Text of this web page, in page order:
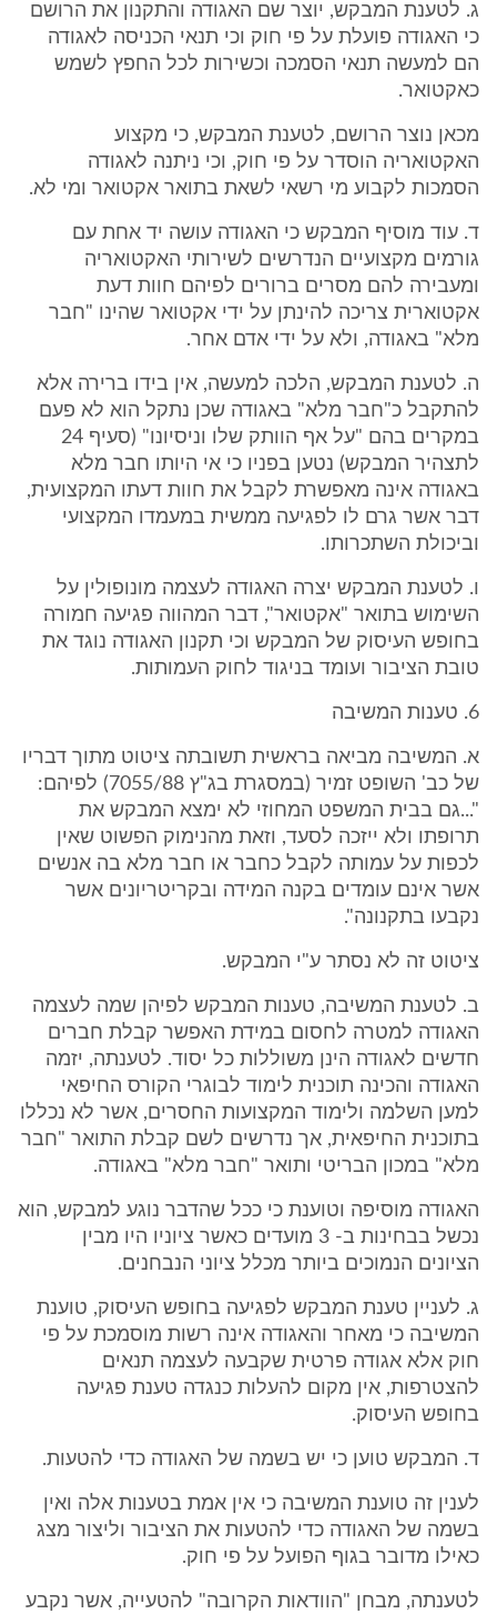
ג. לטענת המבקש, יוצר שם האגודה והתקנון את הרושם
כי האגודה פועלת על פי חוק וכי תנאי הכניסה לאגודה
הם למעשה תנאי הסמכה וכשירות לכל החפץ לשמש
כאקטואר.
מכאן נוצר הרושם, לטענת המבקש, כי מקצוע
האקטואריה הוסדר על פי חוק, וכי ניתנה לאגודה
הסמכות לקבוע מי רשאי לשאת בתואר אקטואר ומי לא.
ד. עוד מוסיף המבקש כי האגודה עושה יד אחת עם
גורמים מקצועיים הנדרשים לשירותי האקטואריה
ומעבירה להם מסרים ברורים לפיהם חוות דעת
אקטוארית צריכה להינתן על ידי אקטואר שהינו "חבר
מלא" באגודה, ולא על ידי אדם אחר.
ה. לטענת המבקש, הלכה למעשה, אין בידו ברירה אלא
להתקבל כ"חבר מלא" באגודה שכן נתקל הוא לא פעם
במקרים בהם "על אף הוותק שלו וניסיונו" (סעיף 24
לתצהיר המבקש) נטען בפניו כי אי היותו חבר מלא
באגודה אינה מאפשרת לקבל את חוות דעתו המקצועית,
דבר אשר גרם לו לפגיעה ממשית במעמדו המקצועי
וביכולת השתכרותו.
ו. לטענת המבקש יצרה האגודה לעצמה מונופולין על
השימוש בתואר "אקטואר", דבר המהווה פגיעה חמורה
בחופש העיסוק של המבקש וכי תקנון האגודה נוגד את
טובת הציבור ועומד בניגוד לחוק העמותות.
6. טענות המשיבה
א. המשיבה מביאה בראשית תשובתה ציטוט מתוך דבריו
של כב' השופט זמיר (במסגרת בג"ץ 7055/88) לפיהם:
"...גם בבית המשפט המחוזי לא ימצא המבקש את
תרופתו ולא ייזכה לסעד, וזאת מהנימוק הפשוט שאין
לכפות על עמותה לקבל כחבר או חבר מלא בה אנשים
אשר אינם עומדים בקנה המידה ובקריטריונים אשר
נקבעו בתקנונה".
ציטוט זה לא נסתר ע"י המבקש.
ב. לטענת המשיבה, טענות המבקש לפיהן שמה לעצמה
האגודה למטרה לחסום במידת האפשר קבלת חברים
חדשים לאגודה הינן משוללות כל יסוד. לטענתה, יזמה
האגודה והכינה תוכנית לימוד לבוגרי הקורס החיפאי
למען השלמה ולימוד המקצועות החסרים, אשר לא נכללו
בתוכנית החיפאית, אך נדרשים לשם קבלת התואר "חבר
מלא" במכון הבריטי ותואר "חבר מלא" באגודה.
האגודה מוסיפה וטוענת כי ככל שהדבר נוגע למבקש, הוא
נכשל בבחינות ב- 3 מועדים כאשר ציוניו היו מבין
הציונים הנמוכים ביותר מכלל ציוני הנבחנים.
ג. לעניין טענת המבקש לפגיעה בחופש העיסוק, טוענת
המשיבה כי מאחר והאגודה אינה רשות מוסמכת על פי
חוק אלא אגודה פרטית שקבעה לעצמה תנאים
להצטרפות, אין מקום להעלות כנגדה טענת פגיעה
בחופש העיסוק.
ד. המבקש טוען כי יש בשמה של האגודה כדי להטעות.
לענין זה טוענת המשיבה כי אין אמת בטענות אלה ואין
בשמה של האגודה כדי להטעות את הציבור וליצור מצג
כאילו מדובר בגוף הפועל על פי חוק.
לטענתה, מבחן "הוודאות הקרובה" להטעייה, אשר נקבע